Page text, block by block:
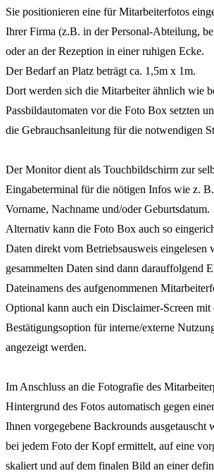
Sie positionieren eine für Mitarbeiterfotos
Ihrer Firma (z.B. in der Personal-Abteilung,
oder an der Rezeption in einer ruhigen Ecke.
Der Bedarf an Platz beträgt ca. 1,5m x 1m.
Dort werden sich die Mitarbeiter ähnlich wie
Passbildautomaten vor die Foto Box setzten
die Gebrauchsanleitung für die notwendigen
Der Monitor dient als Touchbildschirm zur
Eingabeterminal für die nötigen Infos wie z.
Vorname, Nachname und/oder Geburtsdatum.
Alternativ kann die Foto Box auch so
Daten direkt vom Betriebsausweis eingelesen
gesammelten Daten sind dann darauffolgend
Dateinamens des aufgenommenen
Optional kann auch ein Disclaimer-Screen mit
Bestätigungsoption für interne/externe
angezeigt werden.
Im Anschluss an die Fotografie des
Hintergrund des Fotos automatisch gegen
Ihnen vorgegebene Backrounds ausgetauscht
bei jedem Foto der Kopf ermittelt, auf eine
skaliert und auf dem finalen Bild an einer